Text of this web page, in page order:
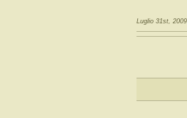
Luglio 31st, 2009